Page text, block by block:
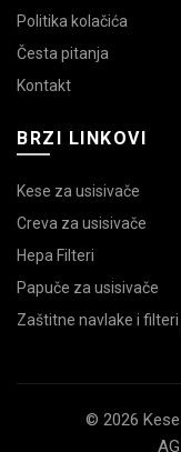
Politika kolačića
Česta pitanja
Kontakt
BRZI LINKOVI
Kese za usisivače
Creva za usisivače
Hepa Filteri
Papuče za usisivače
Zaštitne navlake i
© 2026